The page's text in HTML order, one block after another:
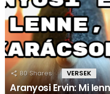
80 Shares VERSEK
Aranyosi Ervin: Mi